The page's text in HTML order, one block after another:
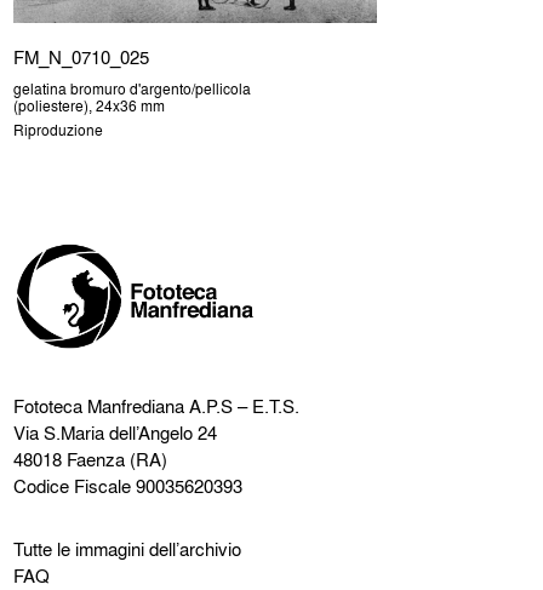
FM_N_0710_025
gelatina bromuro d'argento/pellicola
(poliestere), 24x36 mm
Riproduzione
Fototeca ManfredianaA.P.S – E.T.S.
Via S.Maria dell’Angelo 24
48018 Faenza (RA)
Codice Fiscale 90035620393
Tutte le immagini dell’archivio
FAQ